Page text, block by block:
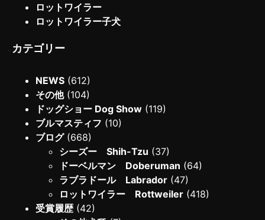
ロットワイラー
ロットワイラー子犬
カテゴリー
NEWS (612)
その他(104)
ドッグショー Dog Show (119)
ブルマスティフ (10)
ブログ(668)
シーズー Shih-Tzu (37)
ドーベルマン Doberuman (64)
ラブラドール Labrador (47)
ロットワイラー Rottweiler (418)
受賞履歴(42)